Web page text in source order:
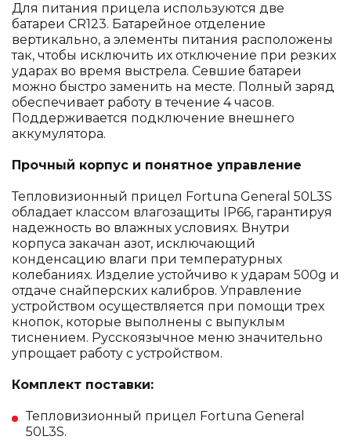
Для питания прицела используются две
батареи CR123. Батарейное отделение
вертикально, а элементы питания расположены
так, чтобы исключить их отключение при резких
ударах во время выстрела. Севшие батареи
можно быстро заменить на месте. Полный заряд
обеспечивает работу в течение 4 часов.
Поддерживается подключение внешнего
аккумулятора.
Прочный корпус и понятное управление
Тепловизионный прицел Fortuna General 50L3S
обладает классом влагозащиты IP66, гарантируя
надежность во влажных условиях. Внутри
корпуса закачан азот, исключающий
конденсацию влаги при температурных
колебаниях. Изделие устойчиво к ударам 500g и
отдаче снайперских калибров. Управление
устройством осуществляется при помощи трех
кнопок, которые выполнены с выпуклым
тиснением. Русскоязычное меню значительно
упрощает работу с устройством.
Комплект поставки:
Тепловизионный прицел Fortuna General
50L3S.